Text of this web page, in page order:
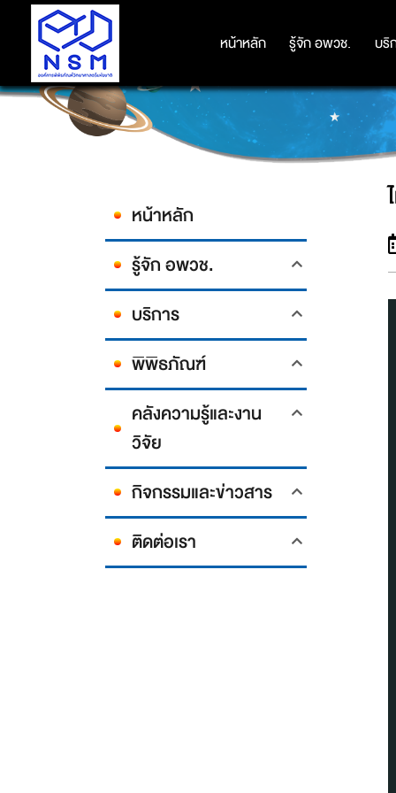
หน้าหลัก รู้จัก อพวช. บริ
หน้าหลัก รู้จัก อพวช. บริ
หน้าหลัก
รู้จัก อพวช.
บริการ
พิพิธภัณฑ์
คลังความรู้และงาน
วิจัย
กิจกรรมและข่าวสาร
ติดต่อเรา